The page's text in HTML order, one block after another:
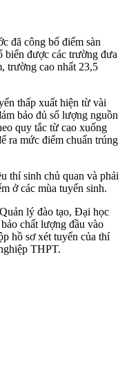
đã công bố điểm sàn
biển được các trường đưa
trường cao nhất 23,5
thấp xuất hiện từ vài
bảo đủ số lượng nguồn
quy tắc từ cao xuống
ra mức điểm chuẩn trúng
thí sinh chủ quan và phải
ở các mùa tuyển sinh.
lý đào tạo, Đại học
chất lượng đầu vào
hồ sơ xét tuyển của thí
THPT.